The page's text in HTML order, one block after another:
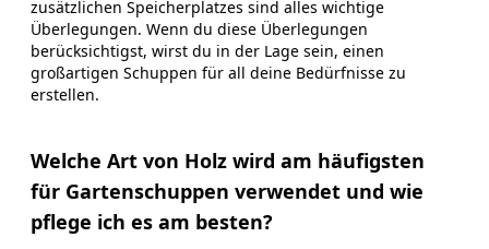
zusätzlichen Speicherplatzes sind alles wichtige
Überlegungen. Wenn du diese Überlegungen
berücksichtigst, wirst du in der Lage sein, einen
großartigen Schuppen für all deine Bedürfnisse zu
erstellen.
Welche Art von Holz wird am häufigsten
für Gartenschuppen verwendet und wie
pflege ich es am besten?